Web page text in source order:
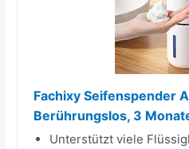
Fachixy Seifenspender
Berührungslos, 3
Unterstützt viele